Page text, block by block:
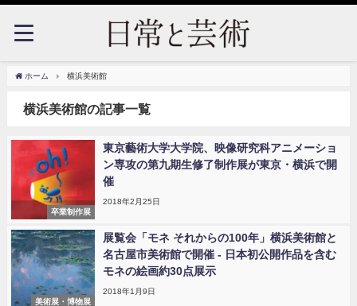
ホーム 横浜美術館
横浜美術館の記事一覧
卒業制作展
東京藝術大学大学院、映像研究科アニメーショ
ン専攻の第九期生修了制作展が東京・横浜で開
催
2018年2月25日
美術展・博物展
展覧会「モネ それからの100年」横浜美術館と
名古屋市美術館で開催 - 日本初公開作品を含む
モネの絵画約30点展示
2018年1月9日